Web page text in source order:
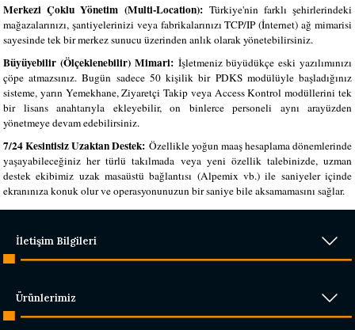
Merkezi Çoklu Yönetim (Multi-Location):Türkiye'nin farklı şehirlerindeki
mağazalarınızı, şantiyelerinizi veya fabrikalarınızı TCP/IP (İnternet) ağ mimarisi
sayesinde tek bir merkez sunucu üzerinden anlık olarak yönetebilirsiniz.
Büyüyebilir (Ölçeklenebilir) Mimari:İşletmeniz büyüdükçe eski yazılımınızı
çöpe atmazsınız. Bugün sadece 50 kişilik bir PDKS modülüyle başladığınız
sisteme, yarın Yemekhane, Ziyaretçi Takip veya Access Kontrol modüllerini tek
bir lisans anahtarıyla ekleyebilir, on binlerce personeli aynı arayüzden
yönetmeye devam edebilirsiniz.
7/24 Kesintisiz Uzaktan Destek: Özellikle yoğun maaş hesaplama dönemlerinde
yaşayabileceğiniz her türlü takılmada veya yeni özellik talebinizde, uzman
destek ekibimiz uzak masaüstü bağlantısı (Alpemix vb.) ile saniyeler içinde
ekranınıza konuk olur ve operasyonunuzun bir saniye bile aksamamasını sağlar.
İletişim Bilgileri
Ürünlerimiz